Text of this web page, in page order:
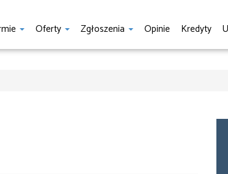
Oferty Zgłoszenia Opinie Kredyty